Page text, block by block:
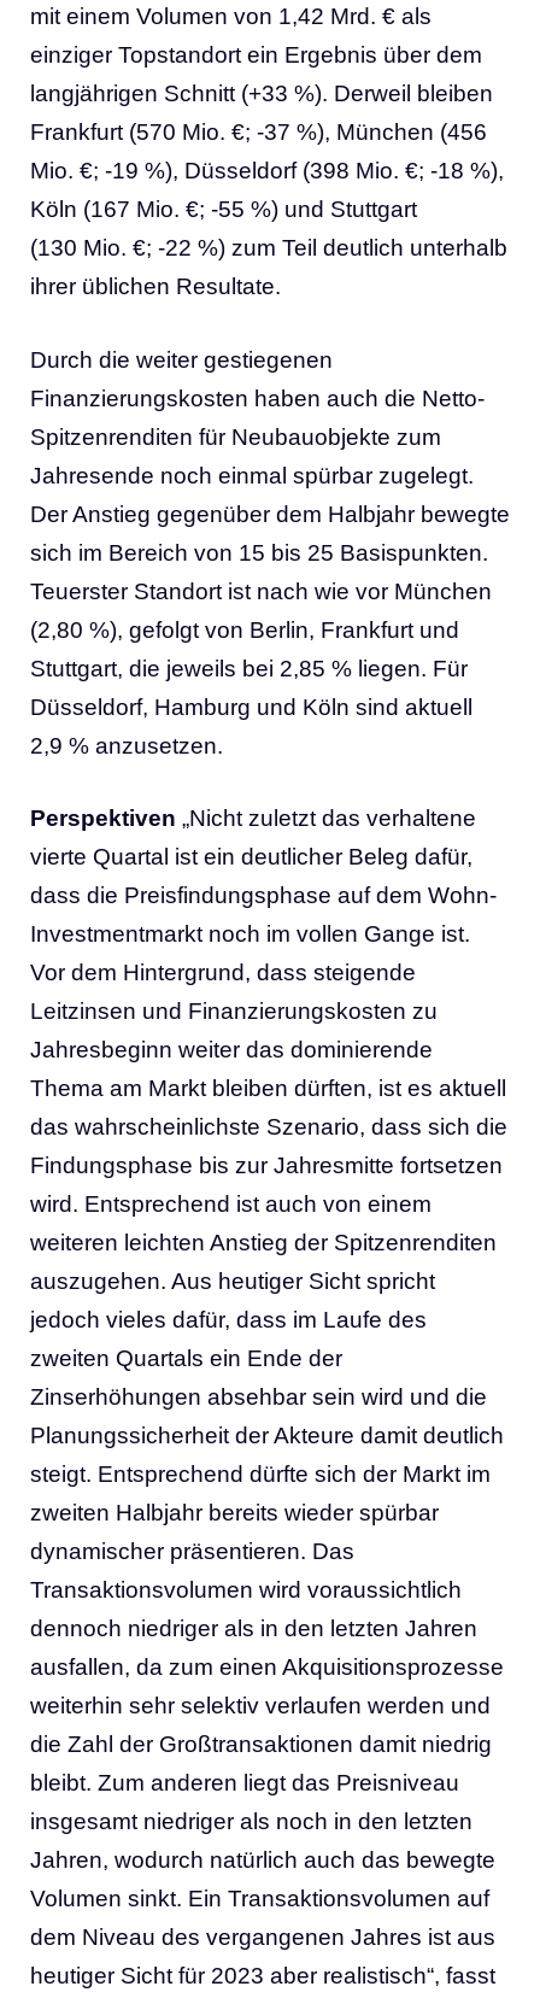
mit einem Volumen von 1,42 Mrd. € als
einziger Topstandort ein Ergebnis über dem
langjährigen Schnitt (+33 %). Derweil bleiben
Frankfurt (570 Mio. €; -37 %), München (456
Mio. €; -19 %), Düsseldorf (398 Mio. €; -18 %),
Köln (167 Mio. €; -55 %) und Stuttgart
(130 Mio. €; -22 %) zum Teil deutlich unterhalb
ihrer üblichen Resultate.
Durch die weiter gestiegenen
Finanzierungskosten haben auch die Netto-
Spitzenrenditen für Neubauobjekte zum
Jahresende noch einmal spürbar zugelegt.
Der Anstieg gegenüber dem Halbjahr bewegte
sich im Bereich von 15 bis 25 Basispunkten.
Teuerster Standort ist nach wie vor München
(2,80 %), gefolgt von Berlin, Frankfurt und
Stuttgart, die jeweils bei 2,85 % liegen. Für
Düsseldorf, Hamburg und Köln sind aktuell
2,9 % anzusetzen.
Perspektiven „Nicht zuletzt das verhaltene
vierte Quartal ist ein deutlicher Beleg dafür,
dass die Preisfindungsphase auf dem Wohn-
Investmentmarkt noch im vollen Gange ist.
Vor dem Hintergrund, dass steigende
Leitzinsen und Finanzierungskosten zu
Jahresbeginn weiter das dominierende
Thema am Markt bleiben dürften, ist es aktuell
das wahrscheinlichste Szenario, dass sich die
Findungsphase bis zur Jahresmitte fortsetzen
wird. Entsprechend ist auch von einem
weiteren leichten Anstieg der Spitzenrenditen
auszugehen. Aus heutiger Sicht spricht
jedoch vieles dafür, dass im Laufe des
zweiten Quartals ein Ende der
Zinserhöhungen absehbar sein wird und die
Planungssicherheit der Akteure damit deutlich
steigt. Entsprechend dürfte sich der Markt im
zweiten Halbjahr bereits wieder spürbar
dynamischer präsentieren. Das
Transaktionsvolumen wird voraussichtlich
dennoch niedriger als in den letzten Jahren
ausfallen, da zum einen Akquisitionsprozesse
weiterhin sehr selektiv verlaufen werden und
die Zahl der Großtransaktionen damit niedrig
bleibt. Zum anderen liegt das Preisniveau
insgesamt niedriger als noch in den letzten
Jahren, wodurch natürlich auch das bewegte
Volumen sinkt. Ein Transaktionsvolumen auf
dem Niveau des vergangenen Jahres ist aus
heutiger Sicht für 2023 aber realistisch“, fasst